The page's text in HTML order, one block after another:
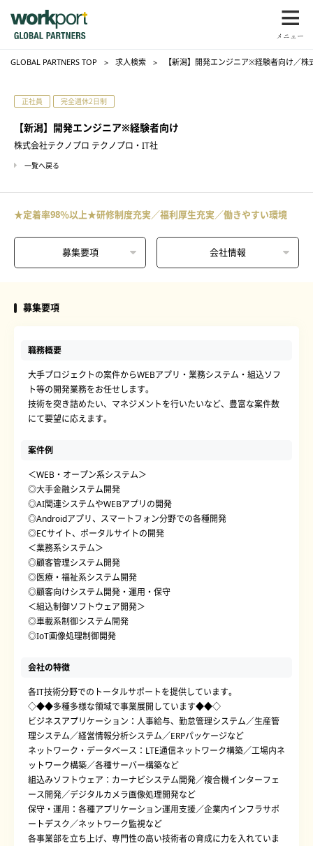
GLOBAL PARTNERS TOP 求人検索 【新潟】開発エンジニア※経験者向け／
正社員 完全週休2日制
【新潟】開発エンジニア※経験者向け
株式会社テクノプロ テクノプロ・IT社
一覧へ戻る
★定着率98％以上★研修制度充実／福利厚生充実／働きやすい環境
募集要項 会社情報
募集要項
職務概要
大手プロジェクトの案件からWEBアプリ・業務システム・組込ソフ
ト等の開発業務をお任せします。
技術を突き詰めたい、マネジメントを行いたいなど、豊富な案件数
にて要望に応えます。
案件例
＜WEB・オープン系システム＞
◎大手金融システム開発
◎AI関連システムやWEBアプリの開発
◎Androidアプリ、スマートフォン分野での各種開発
◎ECサイト、ポータルサイトの開発
＜業務系システム＞
◎顧客管理システム開発
◎医療・福祉系システム開発
◎顧客向けシステム開発・運用・保守
＜組込制御ソフトウェア開発＞
◎車載系制御システム開発
◎IoT画像処理制御開発
会社の特徴
各IT技術分野でのトータルサポートを提供しています。
◇◆◆多種多様な領域で事業展開しています◆◆◇
ビジネスアプリケーション：人事給与、勤怠管理システム／生産管
理システム／経営情報分析システム／ERPパッケージなど
ネットワーク・データベース：LTE通信ネットワーク構築／工場内ネ
ットワーク構築／各種サーバー構築など
組込みソフトウェア：カーナビシステム開発／複合機インターフェ
ース開発／デジタルカメラ画像処理開発など
保守・運用：各種アプリケーション運用支援／企業内インフラサポ
ートデスク／ネットワーク監視など
各事業部を立ち上げ、専門性の高い技術者の育成に力を入れていま